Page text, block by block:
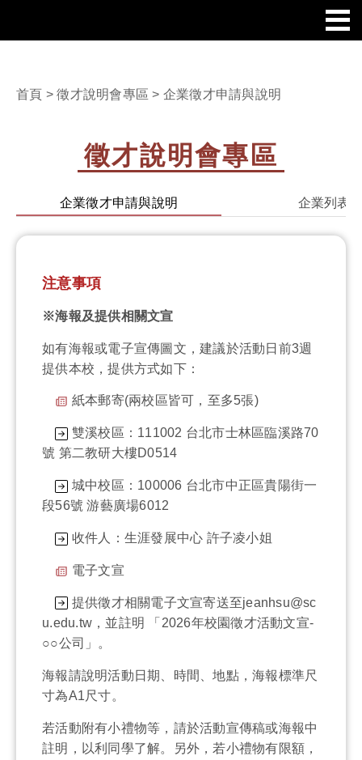
首頁 >徵才說明會專區 > 企業徵才申請與說明
徵才說明會專區
企業徵才申請與說明 企業列表
注意事項
※海報及提供相關文宣
如有海報或電子宣傳圖文，建議於活動日前3週
提供本校，提供方式如下：
紙本郵寄(兩校區皆可，至多5張)
雙溪校區：111002 台北市士林區臨溪路70
號 第二教研大樓D0514
城中校區：100006 台北市中正區貴陽街一
段56號 游藝廣場6012
收件人：生涯發展中心 許子凌小姐
電子文宣
提供徵才相關電子文宣寄送至jeanhsu@sc
u.edu.tw，並註明 「2026年校園徵才活動文宣-
○○公司」。
海報請說明活動日期、時間、地點，海報標準尺
寸為A1尺寸。
若活動附有小禮物等，請於活動宣傳稿或海報中
註明，以利同學了解。另外，若小禮物有限額，